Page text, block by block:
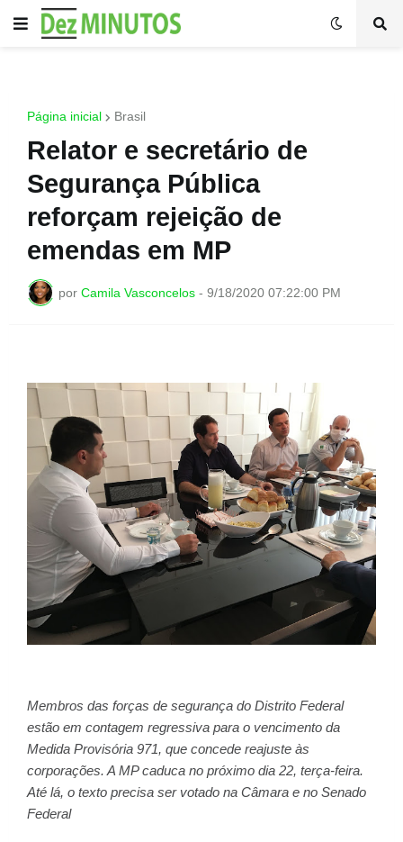
Página inicial Brasil
Relator e secretário de
Segurança Pública
reforçam rejeição de
emendas em MP
por Camila Vasconcelos - 9/18/2020 07:22:00 PM
Membros das forças de segurança do Distrito Federal
estão em contagem regressiva para o vencimento da
Medida Provisória 971, que concede reajuste às
corporações. A MP caduca no próximo dia 22, terça-feira.
Até lá, o texto precisa ser votado na Câmara e no Senado
Federal